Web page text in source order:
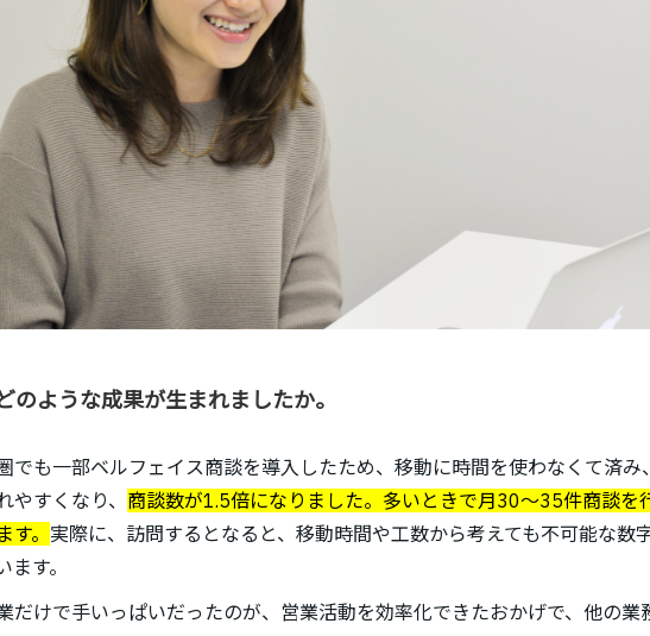
のような成果が生まれましたか。
でも一部ベルフェイス商談を導入したため、移動に時間を使わなくて済み、
やすくなり、 商談数が1.5倍になりました。多いときで月30～35件商談を
。 実際に、訪問するとなると、移動時間や工数から考えても不可能な数
す。
だけで手いっぱいだったのが、営業活動を効率化できたおかげで、他の業